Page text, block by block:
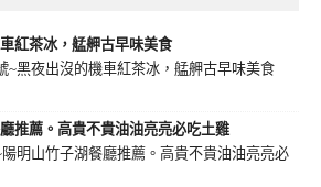
紅茶冰，艋舺古早味美食
~黑夜出沒的機車紅茶冰，艋舺古早味美食
推薦。高貴不貴油油亮亮必吃土雞
明山竹子湖餐廳推薦。高貴不貴油油亮亮必